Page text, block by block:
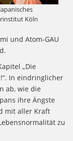
Köln
und Atom-GAU
„Die
In eindringlicher
ab, wie die
ihre Ängste
mit aller Kraft
zu